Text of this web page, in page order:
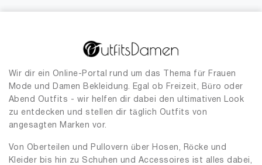
Wir dir ein Online-Portal rund um das Thema für Frauen
Mode und Damen Bekleidung. Egal ob Freizeit, Büro oder
Abend Outfits - wir helfen dir dabei den ultimativen Look
zu entdecken und stellen dir täglich Outfits von
angesagten Marken vor.
Von Oberteilen und Pullovern über Hosen, Röcke und
Kleider bis hin zu Schuhen und Accessoires ist alles dabei,